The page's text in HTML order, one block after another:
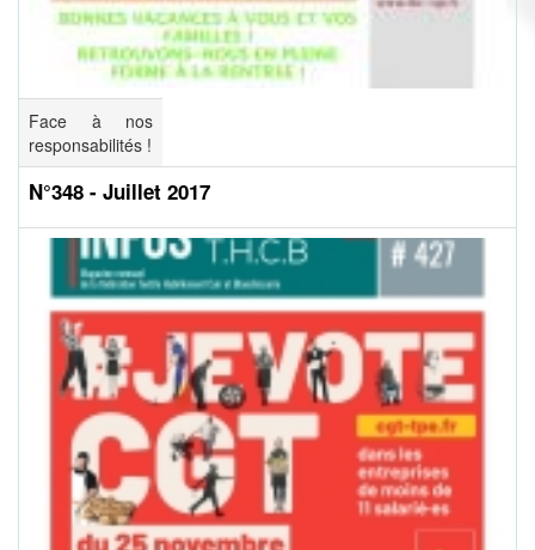
Face à nos
responsabilités !
N°348 - Juillet 2017